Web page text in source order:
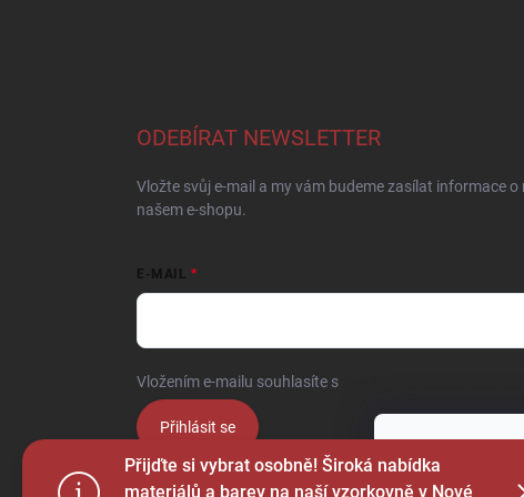
Tento web
webu
Přijďte si vybrat osobně! Široká nabídka
materiálů a barev na naší vzorkovně v Nové
ODEBÍRAT NEWSLETTER
Vložte svůj e-mail a my vám budeme zasílat informace
našem e-shopu.
E-MAIL
Vložením e-mailu souhlasíte s
Přihlásit se